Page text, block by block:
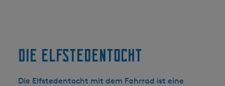
Die Elfstedentocht
Die Elfstedentocht mit dem Fahrrad ist eine